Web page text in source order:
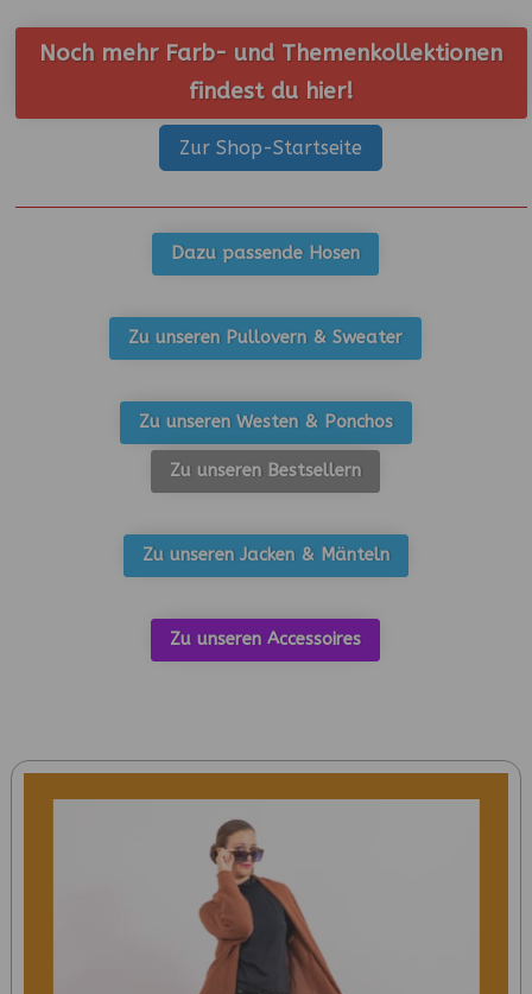
Noch mehr Farb- und Themenkollektionen
findest du hier!
Zur Shop-Startseite
Dazu passende Hosen
Zu unseren Pullovern & Sweater
Zu unseren Westen & Ponchos
Zu unseren Bestsellern
Zu unseren Jacken & Mänteln
Zu unseren Accessoires